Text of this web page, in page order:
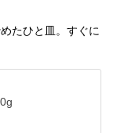
たひと皿。すぐに